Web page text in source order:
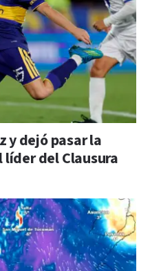
y dejó pasar la
líder del Clausura